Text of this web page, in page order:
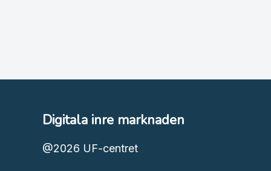
Digitala inre marknaden
@2026 UF-centret